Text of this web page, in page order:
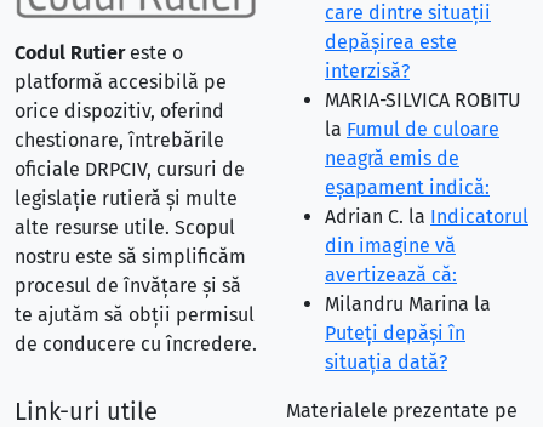
Codul Rutiereste o
platformă accesibilă pe
orice dispozitiv, oferind
chestionare, întrebările
oficiale DRPCIV, cursuri de
legislație rutieră și multe
alte resurse utile. Scopul
nostru este să simplificăm
procesul de învățare și să
te ajutăm să obții permisul
de conducere cu încredere.
care dintre situaţii
depăşirea este
interzisă?
MARIA-SILVICA ROBITU
la Fumul de culoare
neagră emis de
eşapament indică:
Adrian C. la Indicatorul
din imagine vă
avertizează că:
Milandru Marina la
Puteţi depăşi în
situaţia dată?
Link-uri utile
Materialele prezentate pe